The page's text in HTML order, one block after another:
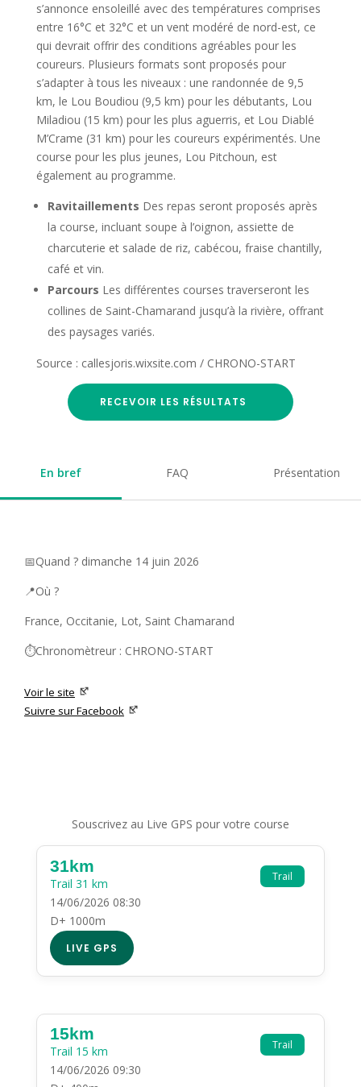
s’annonce ensoleillé avec des températures comprises
entre 16°C et 32°C et un vent modéré de nord-est, ce
qui devrait offrir des conditions agréables pour les
coureurs. Plusieurs formats sont proposés pour
s’adapter à tous les niveaux : une randonnée de 9,5
km, le Lou Boudiou (9,5 km) pour les débutants, Lou
Miladiou (15 km) pour les plus aguerris, et Lou Diablé
M’Crame (31 km) pour les coureurs expérimentés. Une
course pour les plus jeunes, Lou Pitchoun, est
également au programme.
Ravitaillements Des repas seront proposés après
la course, incluant soupe à l’oignon, assiette de
charcuterie et salade de riz, cabécou, fraise chantilly,
café et vin.
Parcours Les différentes courses traverseront les
collines de Saint-Chamarand jusqu’à la rivière, offrant
des paysages variés.
Source : callesjoris.wixsite.com / CHRONO-START
RECEVOIR LES RÉSULTATS
En bref FAQ Présentation
📅Quand ? dimanche 14 juin 2026
📍Où ?
France, Occitanie, Lot, Saint Chamarand
⏱️Chronomètreur : CHRONO-START
Voir le site
Suivre sur Facebook
Souscrivez au Live GPS pour votre course
Trail
31km
Trail 31 km
14/06/2026 08:30
D+ 1000m
LIVE GPS
Trail
15km
Trail 15 km
14/06/2026 09:30